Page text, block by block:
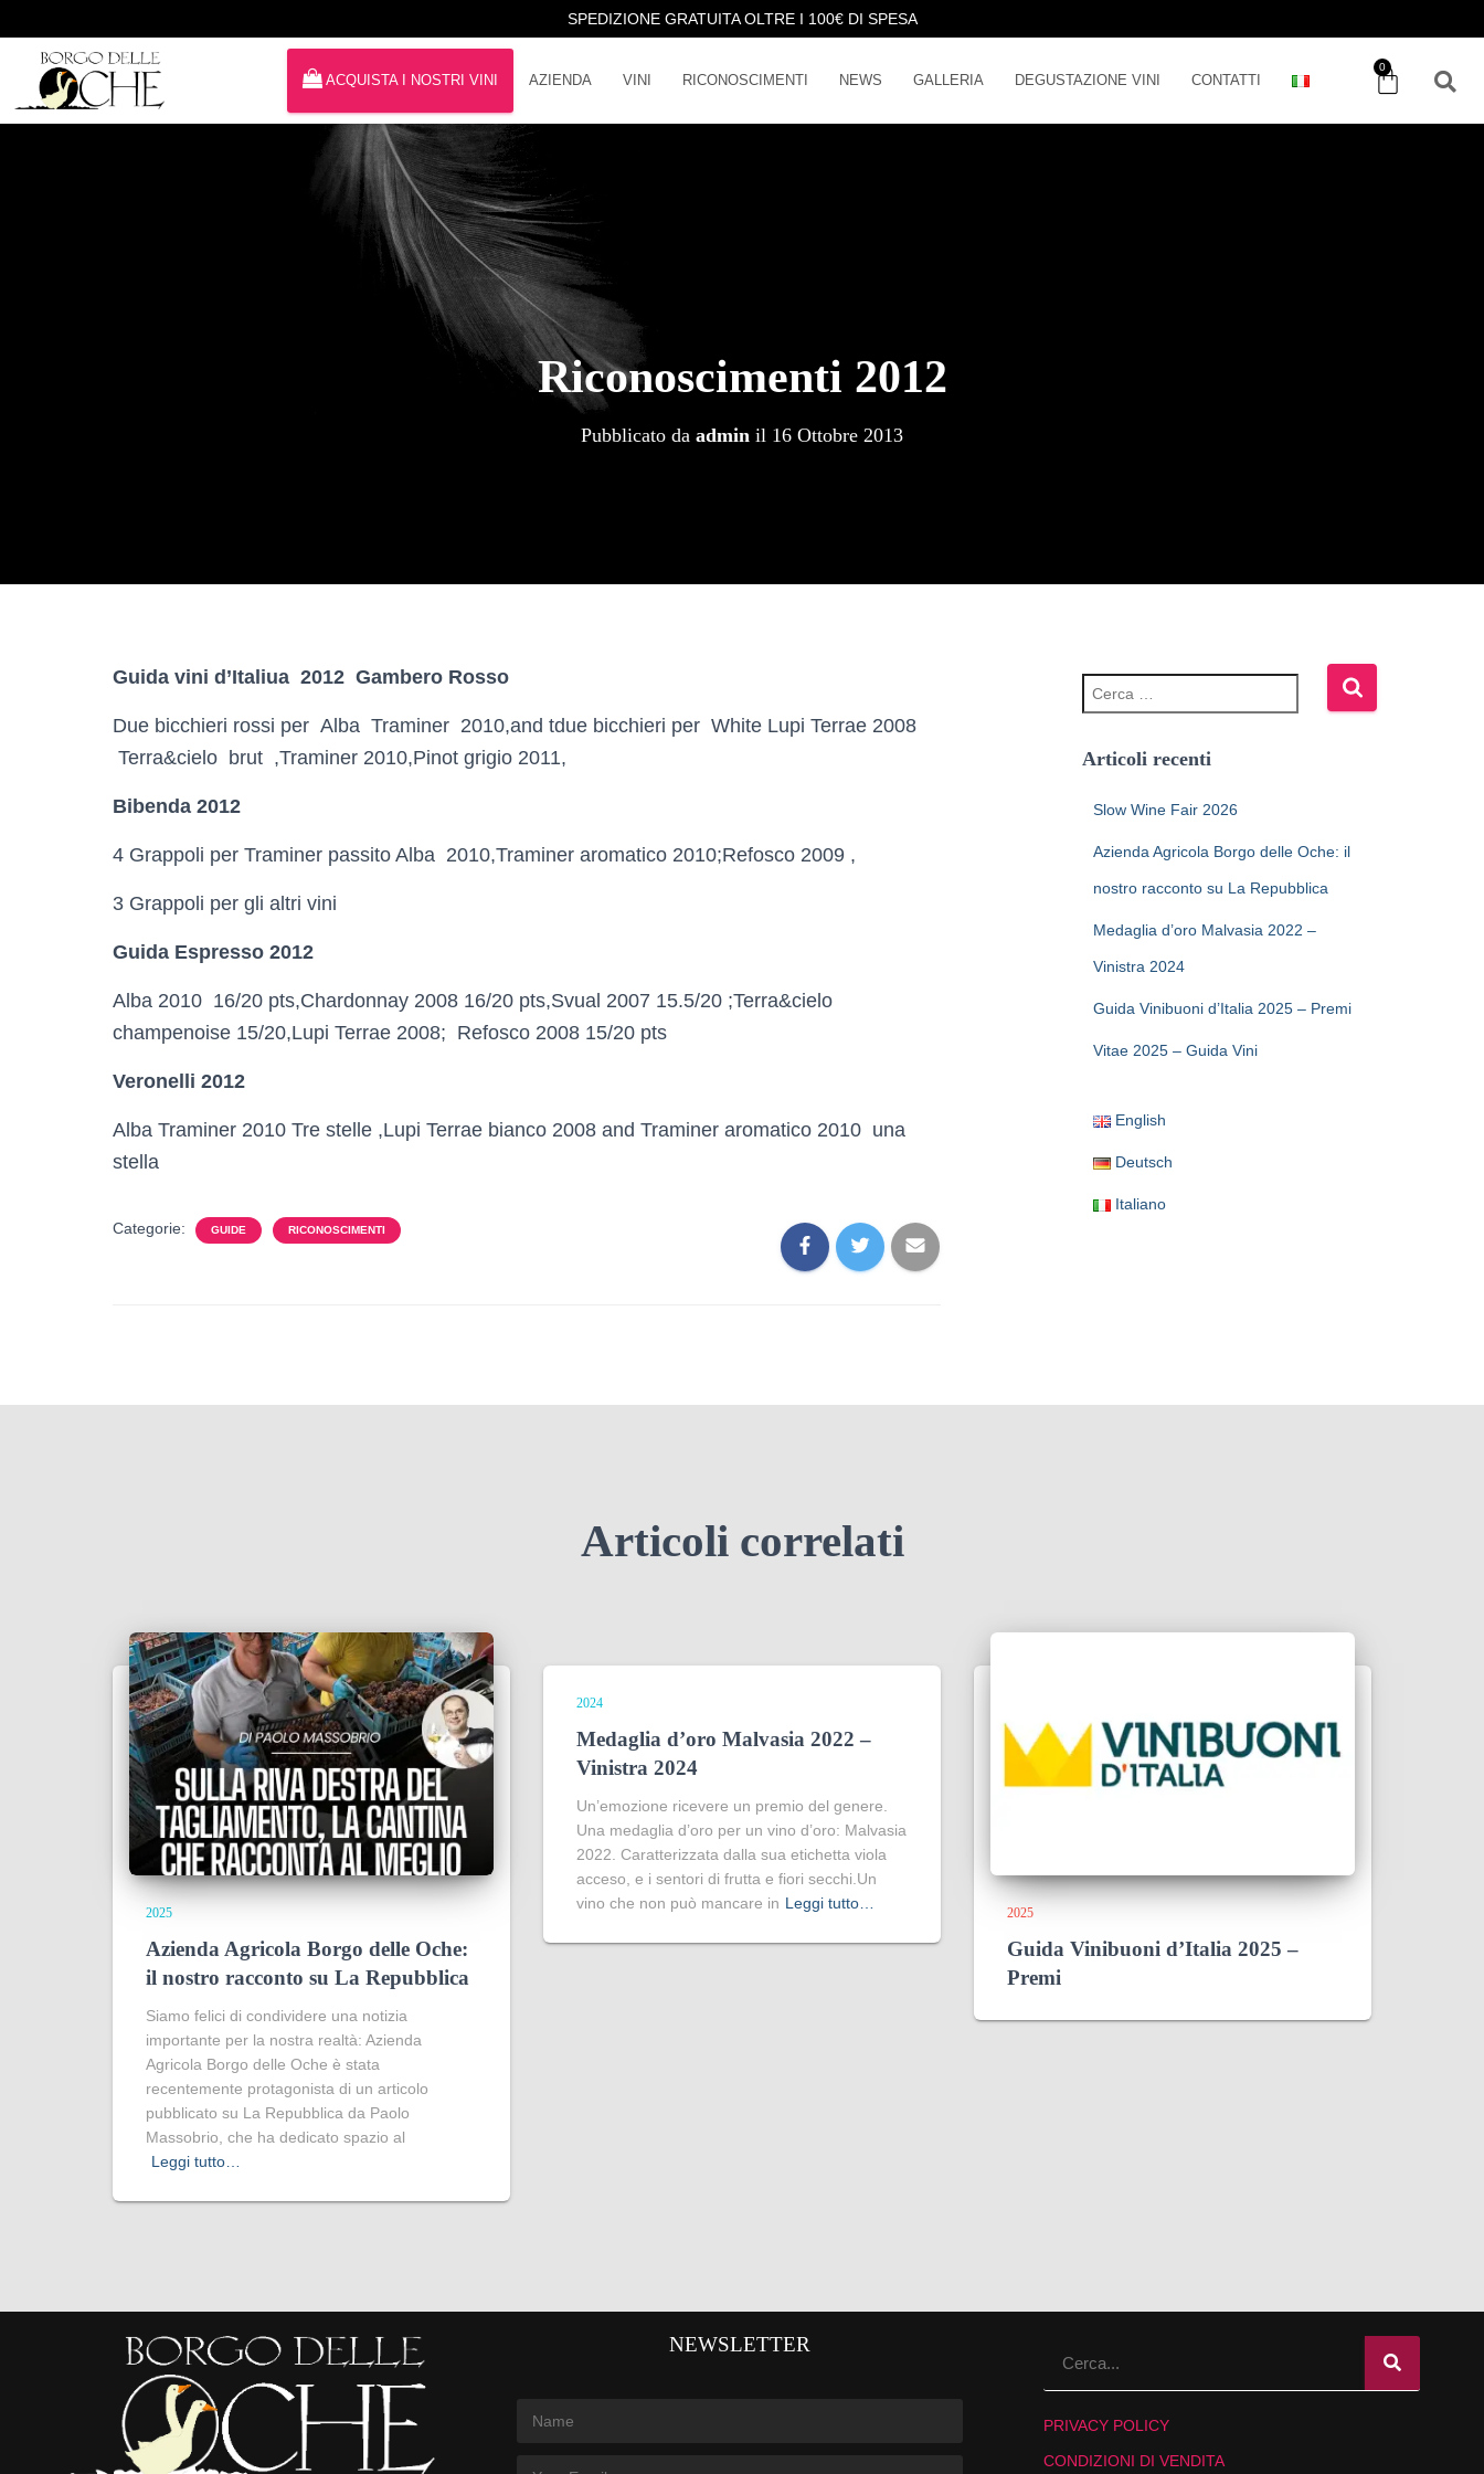
SPEDIZIONE GRATUITA OLTRE I 100€ DI SPESA
ACQUISTA I NOSTRI VINI AZIENDA VINI RICONOSCIMENTI NEWS GALLERIA DEGUSTAZIONE VINI CONTATTI
0
Riconoscimenti 2012
Pubblicato da admin il 16 Ottobre 2013
Guida vini d’Italiua 2012 Gambero Rosso
Due bicchieri rossi per Alba Traminer 2010,and tdue bicchieri per White Lupi Terrae 2008
Terra&cielo brut ,Traminer 2010,Pinot grigio 2011,
Bibenda 2012
4 Grappoli per Traminer passito Alba 2010,Traminer aromatico 2010;Refosco 2009 ,
3 Grappoli per gli altri vini
Guida Espresso 2012
Alba 2010 16/20 pts,Chardonnay 2008 16/20 pts,Svual 2007 15.5/20 ;Terra&cielo
champenoise 15/20,Lupi Terrae 2008; Refosco 2008 15/20 pts
Veronelli 2012
Alba Traminer 2010 Tre stelle ,Lupi Terrae bianco 2008 and Traminer aromatico 2010 una
stella
Categorie: GUIDE RICONOSCIMENTI
Articoli recenti
Slow Wine Fair 2026
Azienda Agricola Borgo delle Oche: il
nostro racconto su La Repubblica
Medaglia d’oro Malvasia 2022 –
Vinistra 2024
Guida Vinibuoni d’Italia 2025 – Premi
Vitae 2025 – Guida Vini
English
Deutsch
Italiano
Articoli correlati
2025
Azienda Agricola Borgo delle Oche:
il nostro racconto su La Repubblica
Siamo felici di condividere una notizia
importante per la nostra realtà: Azienda
Agricola Borgo delle Oche è stata
recentemente protagonista di un articolo
pubblicato su La Repubblica da Paolo
Massobrio, che ha dedicato spazio al
Leggi tutto…
2024
Medaglia d’oro Malvasia 2022 –
Vinistra 2024
Un’emozione ricevere un premio del genere.
Una medaglia d’oro per un vino d’oro: Malvasia
2022. Caratterizzata dalla sua etichetta viola
acceso, e i sentori di frutta e fiori secchi.Un
vino che non può mancare in Leggi tutto…
2025
Guida Vinibuoni d’Italia 2025 –
Premi
NEWSLETTER
PRIVACY POLICY
CONDIZIONI DI VENDITA